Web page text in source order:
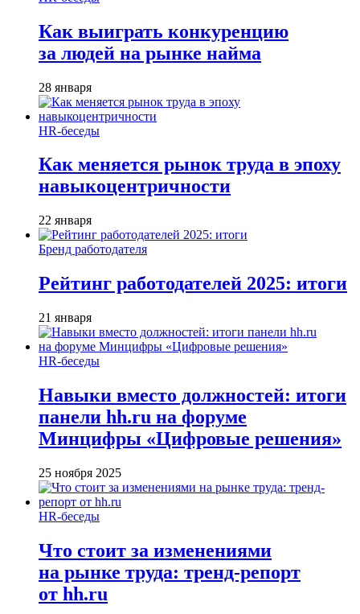
Как выиграть конкуренцию
за людей на рынке найма
28 января
HR-беседы
Как меняется рынок труда в эпоху
навыкоцентричности
22 января
Бренд работодателя
Рейтинг работодателей 2025: итоги
21 января
HR-беседы
Навыки вместо должностей: итоги
панели hh.ru на форуме
Минцифры «Цифровые решения»
25 ноября 2025
HR-беседы
Что стоит за изменениями
на рынке труда: тренд-репорт
от hh.ru